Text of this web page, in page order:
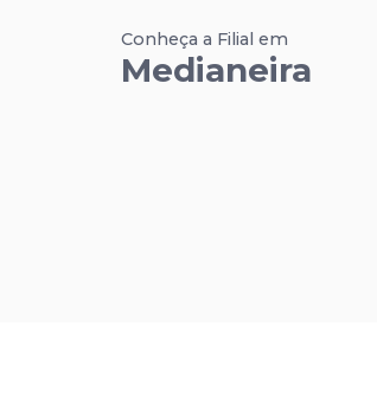
Conheça a Filial em
Medianeira